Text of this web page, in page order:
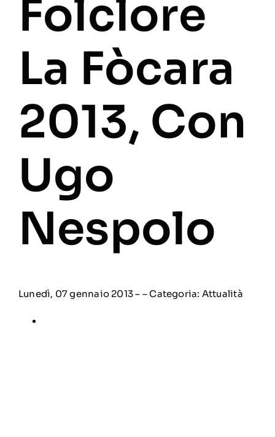
Folclore
La Fòcara
2013, Con
Ugo
Nespolo
Lunedì, 07 gennaio 2013 – – Categoria: Attualità